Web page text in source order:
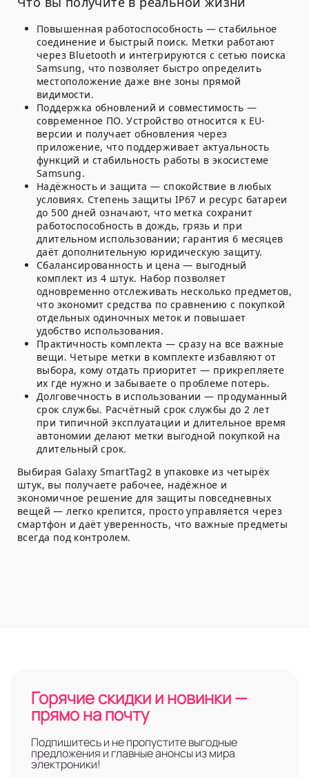
Повышенная работоспособность — стабильное
соединение и быстрый поиск. Метки работают
через Bluetooth и интегрируются с сетью поиска
Samsung, что позволяет быстро определить
местоположение даже вне зоны прямой
видимости.
Поддержка обновлений и совместимость —
современное ПО. Устройство относится к EU-
версии и получает обновления через
приложение, что поддерживает актуальность
функций и стабильность работы в экосистеме
Samsung.
Надёжность и защита — спокойствие в любых
условиях. Степень защиты IP67 и ресурс батареи
до 500 дней означают, что метка сохранит
работоспособность в дождь, грязь и при
длительном использовании; гарантия 6 месяцев
даёт дополнительную юридическую защиту.
Сбалансированность и цена — выгодный
комплект из 4 штук. Набор позволяет
одновременно отслеживать несколько предметов,
что экономит средства по сравнению с покупкой
отдельных одиночных меток и повышает
удобство использования.
Практичность комплекта — сразу на все важные
вещи. Четыре метки в комплекте избавляют от
выбора, кому отдать приоритет — прикрепляете
их где нужно и забываете о проблеме потерь.
Долговечность в использовании — продуманный
срок службы. Расчётный срок службы до 2 лет
при типичной эксплуатации и длительное время
автономии делают метки выгодной покупкой на
длительный срок.
Выбирая Galaxy SmartTag2 в упаковке из четырёх
штук, вы получаете рабочее, надёжное и
экономичное решение для защиты повседневных
вещей — легко крепится, просто управляется через
смартфон и даёт уверенность, что важные предметы
всегда под контролем.
Горячие скидки и новинки —
прямо на почту
Подпишитесь и не пропустите выгодные
предложения и главные анонсы из мира
электроники!